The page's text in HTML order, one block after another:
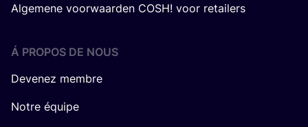
Algemene voorwaarden COSH! voor retailers
Á PROPOS DE NOUS
Devenez membre
Notre équipe